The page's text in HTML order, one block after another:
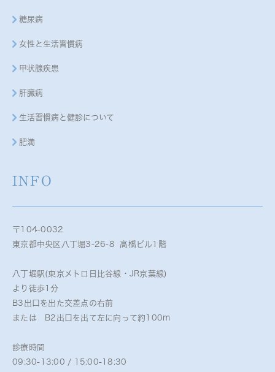
糖尿病
女性と生活習慣病
甲状腺疾患
肝臓病
生活習慣病と健診について
肥満
INFO
〒104-0032
東京都中央区八丁堀3-26-8 高橋ビル1階
八丁堀駅(東京メトロ日比谷線・JR京葉線)
より徒歩1分
B3出口を出た交差点の右前
または B2出口を出て左に向って約100m
診療時間
09:30-13:00 / 15:00-18:30